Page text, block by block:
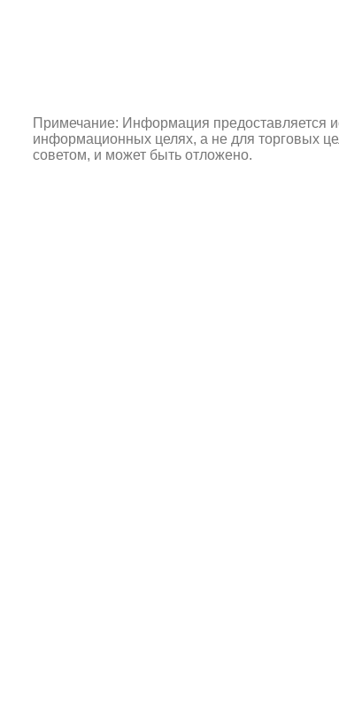
Примечание: Информация предоставляется
информационных целях, а не для торговых
советом, и может быть отложено.